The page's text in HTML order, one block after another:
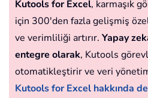
Kutools for Excel, karmaşık
için 300'den fazla gelişmiş
ve verimliliği artırır. Yapay
entegre olarak, Kutools
otomatikleştirir ve veri
Kutools for Excel hakkında